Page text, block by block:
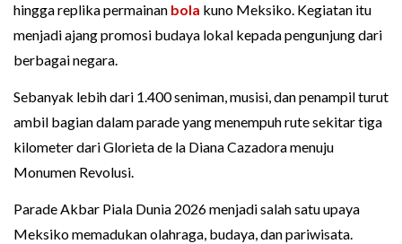
hingga replika permainan bola kuno Meksiko. Kegiatan itu
menjadi ajang promosi budaya lokal kepada pengunjung dari
berbagai negara.
Sebanyak lebih dari 1.400 seniman, musisi, dan penampil turut
ambil bagian dalam parade yang menempuh rute sekitar tiga
kilometer dari Glorieta de la Diana Cazadora menuju
Monumen Revolusi.
Parade Akbar Piala Dunia 2026 menjadi salah satu upaya
Meksiko memadukan olahraga, budaya, dan pariwisata.